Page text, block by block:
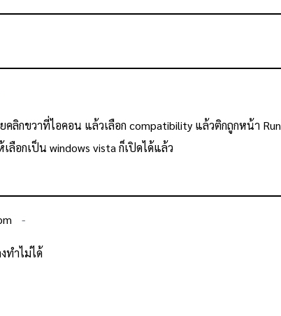
ลิกขวาที่ไอคอน แล้วเลือก compatibility แล้วติกถูกหน้า Run
ลือกเป็น windows vista ก็เปิดได้แล้ว
ทำไม่ได้